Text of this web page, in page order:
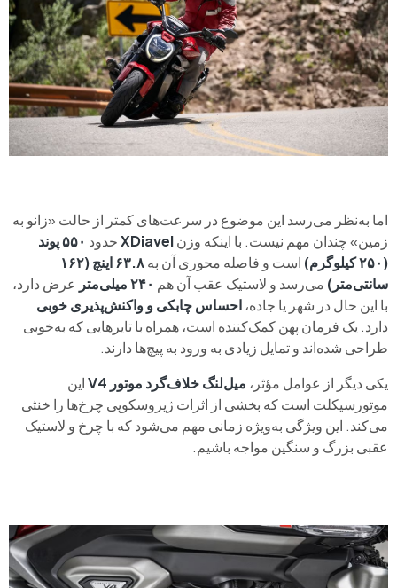
اما به‌نظر می‌رسد این موضوع در سرعت‌های کمتر از حالت «زانو به
زمین» چندان مهم نیست. با اینکه وزنXDiavelحدود
۵۵۰ پوند
(۲۵۰ کیلوگرم)
است و فاصله محوری آن به
۶۳.۸ اینچ (۱۶۲
سانتی‌متر) می‌رسد و لاستیک عقب آن هم ۲۴۰ میلی‌متر
عرض دارد،
با این حال در شهر یا جاده،احساس چابکی و واکنش‌پذیری خوبی
دارد. یک فرمان پهن کمک‌کننده است، همراه با تایرهایی که به‌خوبی
طراحی شده‌اند و تمایل زیادی به ورود به پیچ‌ها دارند.
یکی دیگر از عوامل مؤثر، میل‌لنگ خلاف‌گرد موتور V4
این
موتورسیکلت است که بخشی از اثرات ژیروسکوپی چرخ‌ها را خنثی
می‌کند. این ویژگی به‌ویژه زمانی مهم می‌شود که با چرخ و لاستیک
عقبی بزرگ و سنگین مواجه باشیم.